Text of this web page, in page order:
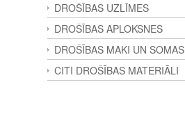
DROŠĪBAS UZLĪMES
DROŠĪBAS APLOKSNES
DROŠĪBAS MAKI UN SOMAS
CITI DROŠĪBAS MATERIĀLI